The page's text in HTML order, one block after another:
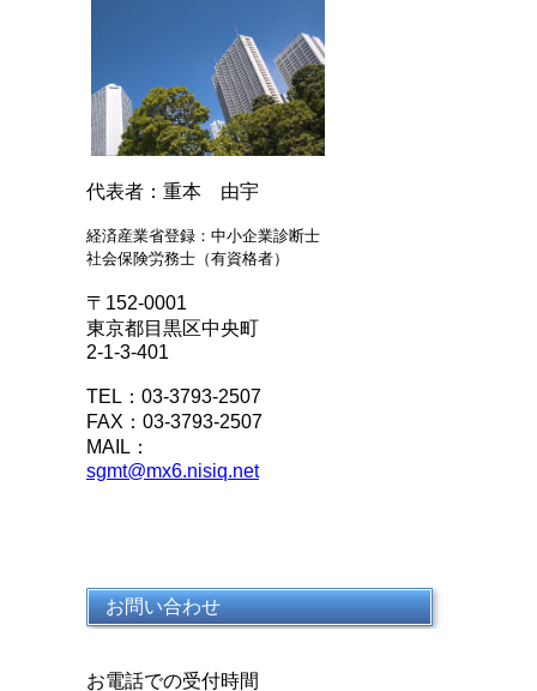
代表者：重本 由宇
経済産業省登録：中小企業診断士
社会保険労務士（有資格者）
〒152-0001
東京都目黒区中央町
2-1-3-401
TEL：03-3793-2507
FAX：03-3793-2507
MAIL：
sgmt@mx6.nisiq.net
お問い合わせ
お電話での受付時間